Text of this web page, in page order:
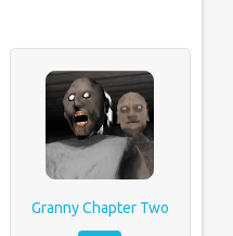
Granny Chapter Two